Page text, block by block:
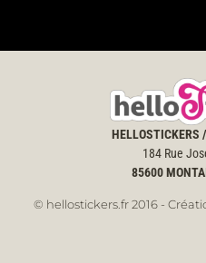
HELLOSTICKERS
184 Rue
85600
© hellostickers.fr 2016 -